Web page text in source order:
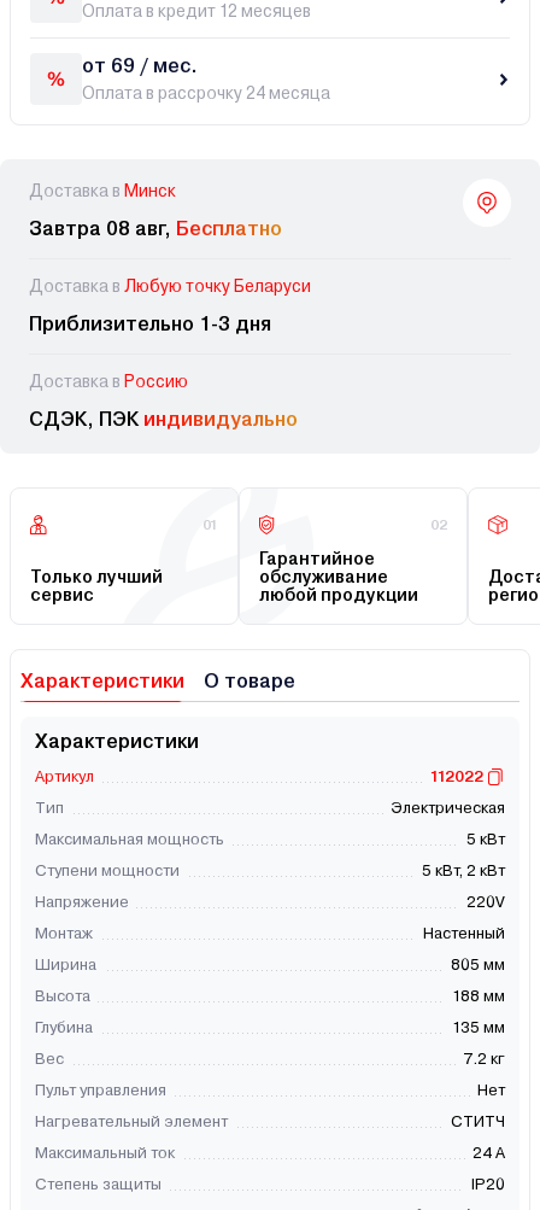
Оплата в кредит 12 месяцев
от 69 / мес.
Оплата в рассрочку 24 месяца
Доставка в Минск
Завтра 08 авг, Бесплатно
Доставка в Любую точку Беларуси
Приблизительно 1-3 дня
Доставка в Россию
СДЭК, ПЭК индивидуально
01
Только лучший
сервис
02
Гарантийное
обслуживание
любой продукции
Характеристики О товаре
Характеристики
Артикул
112022
Тип
Электрическая
Максимальная мощность
5 кВт
Ступени мощности
5 кВт, 2 кВт
Напряжение
220V
Монтаж
Настенный
Ширина
805 мм
Высота
188 мм
Глубина
135 мм
Вес
7.2 кг
Пульт управления
Нет
Нагревательный элемент
СТИТЧ
Максимальный ток
24 А
Степень защиты
IP20